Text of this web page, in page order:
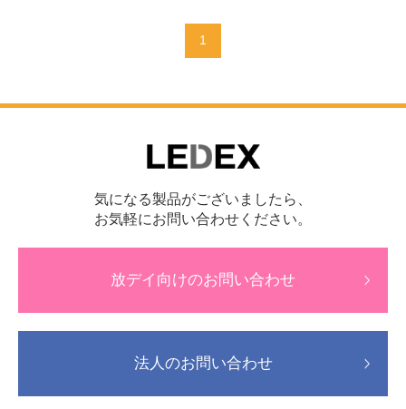
1
気になる製品がございましたら、
お気軽にお問い合わせください。
放デイ向けのお問い合わせ
法人のお問い合わせ